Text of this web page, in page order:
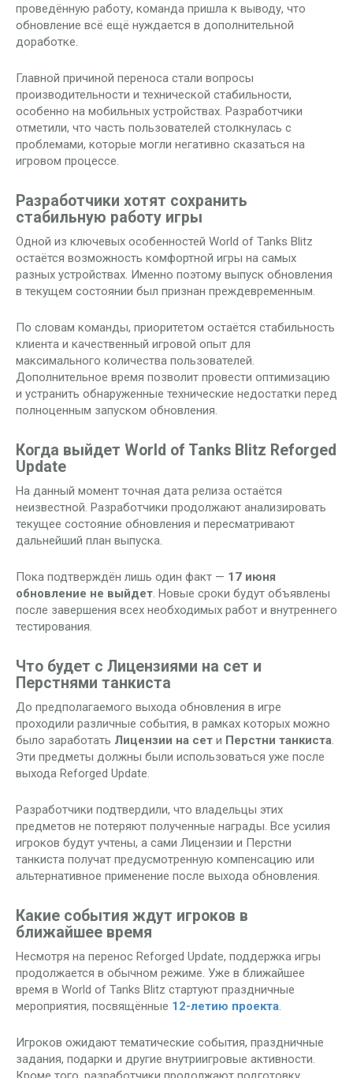
проведённую работу, команда пришла к выводу, что
обновление всё ещё нуждается в дополнительной
доработке.
Главной причиной переноса стали вопросы
производительности и технической стабильности,
особенно на мобильных устройствах. Разработчики
отметили, что часть пользователей столкнулась с
проблемами, которые могли негативно сказаться на
игровом процессе.
Разработчики хотят сохранить
стабильную работу игры
Одной из ключевых особенностей World of Tanks Blitz
остаётся возможность комфортной игры на самых
разных устройствах. Именно поэтому выпуск обновления
в текущем состоянии был признан преждевременным.
По словам команды, приоритетом остаётся стабильность
клиента и качественный игровой опыт для
максимального количества пользователей.
Дополнительное время позволит провести оптимизацию
и устранить обнаруженные технические недостатки перед
полноценным запуском обновления.
Когда выйдет World of Tanks Blitz Reforged
Update
На данный момент точная дата релиза остаётся
неизвестной. Разработчики продолжают анализировать
текущее состояние обновления и пересматривают
дальнейший план выпуска.
Пока подтверждён лишь один факт — 17 июня
обновление не выйдет. Новые сроки будут объявлены
после завершения всех необходимых работ и внутреннего
тестирования.
Что будет с Лицензиями на сет и
Перстнями танкиста
До предполагаемого выхода обновления в игре
проходили различные события, в рамках которых можно
было заработать Лицензии на сет и Перстни танкиста.
Эти предметы должны были использоваться уже после
выхода Reforged Update.
Разработчики подтвердили, что владельцы этих
предметов не потеряют полученные награды. Все усилия
игроков будут учтены, а сами Лицензии и Перстни
танкиста получат предусмотренную компенсацию или
альтернативное применение после выхода обновления.
Какие события ждут игроков в
ближайшее время
Несмотря на перенос Reforged Update, поддержка игры
продолжается в обычном режиме. Уже в ближайшее
время в World of Tanks Blitz стартуют праздничные
мероприятия, посвящённые 12-летию проекта.
Игроков ожидают тематические события, праздничные
задания, подарки и другие внутриигровые активности.